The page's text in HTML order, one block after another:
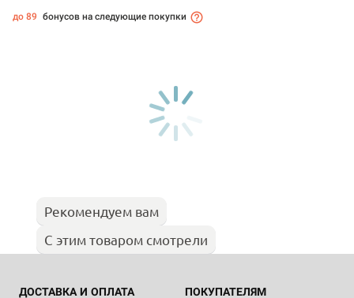
до 89 бонусов на следующие покупки
Рекомендуем вам
С этим товаром смотрели
ДОСТАВКА И ОПЛАТА ПОКУПАТЕЛЯМ